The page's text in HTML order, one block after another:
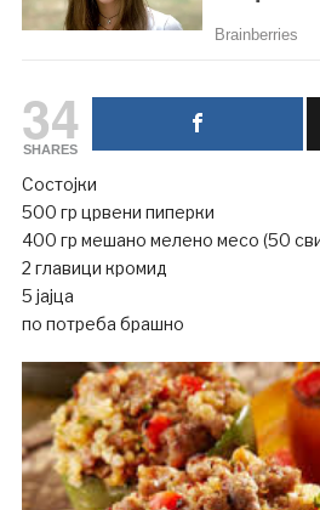
34
SHARES
Состојки
500 гр црвени пиперки
400 гр мешано мелено месо (50
2 главици кромид
5 јајца
по потреба брашно